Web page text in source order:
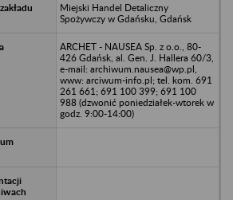
Miejski Handel Detaliczny
Spożywczy w Gdańsku, Gdańsk
ARCHET - NAUSEA Sp. z o.o., 80-
426 Gdańsk, al. Gen. J. Hallera 60/3,
e-mail: archiwum.nausea@wp.pl,
www: arciwum-info.pl; tel. kom. 691
261 661; 691 100 399; 691 100
988 (dzwonić poniedziałek-wtorek w
godz. 9:00-14:00)